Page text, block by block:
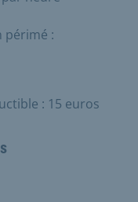
périmé :
: 15 euros